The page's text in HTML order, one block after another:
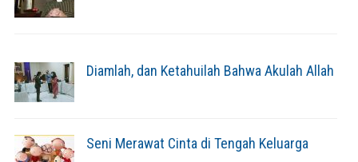
Diamlah, dan Ketahuilah Bahwa Akulah Allah
Seni Merawat Cinta di Tengah Keluarga